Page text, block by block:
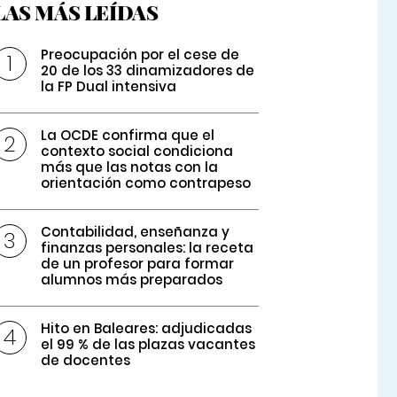
MÁS LEÍDAS
Preocupación por el cese de
20 de los 33 dinamizadores de
la FP Dual intensiva
La OCDE confirma que el
contexto social condiciona
más que las notas con la
orientación como contrapeso
Contabilidad, enseñanza y
finanzas personales: la receta
de un profesor para formar
alumnos más preparados
Hito en Baleares: adjudicadas
el 99 % de las plazas vacantes
de docentes